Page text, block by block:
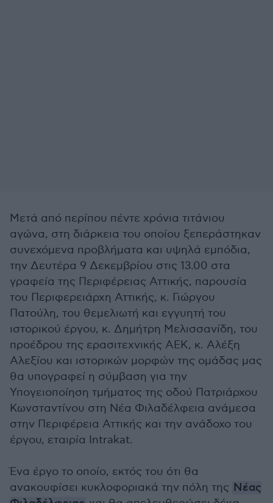
Μετά από περίπου πέντε χρόνια τιτάνιου
αγώνα, στη διάρκεια του οποίου ξεπεράστηκαν
συνεχόμενα προβλήματα και υψηλά εμπόδια,
την Δευτέρα 9 Δεκεμβρίου στις 13.00 στα
γραφεία της Περιφέρειας Αττικής, παρουσία
του Περιφερειάρχη Αττικής, κ. Γιώργου
Πατούλη, του θεμελιωτή και εγγυητή του
ιστορικού έργου, κ. Δημήτρη Μελισσανίδη, του
προέδρου της ερασιτεχνικής ΑΕΚ, κ. Αλέξη
Αλεξίου και ιστορικών μορφών της ομάδας μας
θα υπογραφεί η σύμβαση για την
Υπογειοποίηση τμήματος της οδού Πατριάρχου
Κωνσταντίνου στη Νέα Φιλαδέλφεια ανάμεσα
στην Περιφέρεια Αττικής και την ανάδοχο του
έργου, εταιρία Intrakat.
Ένα έργο το οποίο, εκτός του ότι θα
ανακουφίσει κυκλοφοριακά την πόλη της Νέας